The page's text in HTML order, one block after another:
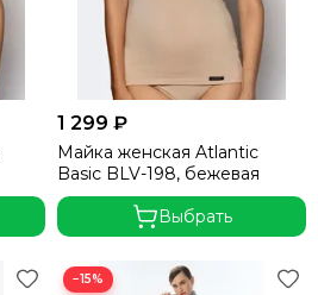
1 299 ₽
Майка женская Atlantic
Basic BLV-198, бежевая
Выбрать
−15%